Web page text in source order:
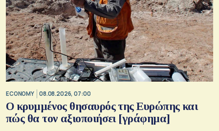
ECONOMY 08.08.2026, 07:00
Ο κρυμμένος θησαυρός της Ευρώπης και
πώς θα τον αξιοποιήσει [γράφημα]